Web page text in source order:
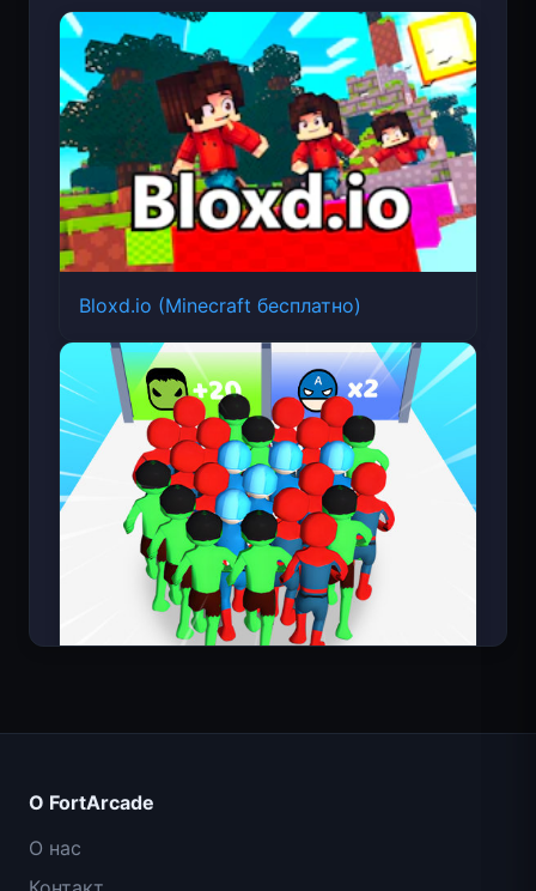
Bloxd.io (Minecraft бесплатно)
О FortArcade
О нас